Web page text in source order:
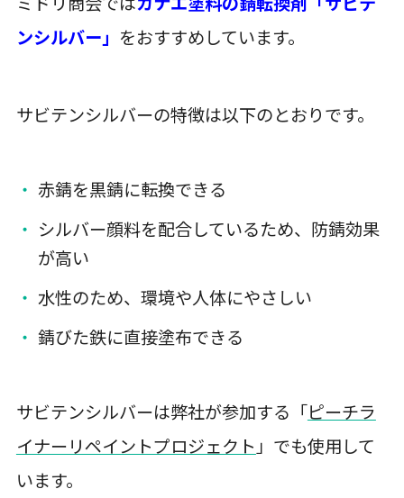
ンシルバー」 をおすすめしています。
サビテンシルバーの特徴は以下のとおりです。
赤錆を黒錆に転換できる
シルバー顔料を配合しているため、防錆効果
が高い
水性のため、環境や人体にやさしい
錆びた鉄に直接塗布できる
サビテンシルバーは弊社が参加する「ピーチラ
イナーリペイントプロジェクト 」でも使用して
います。